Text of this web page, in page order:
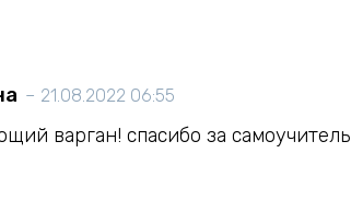
– 21.08.2022 06:55
варган! спасибо за самоучитель